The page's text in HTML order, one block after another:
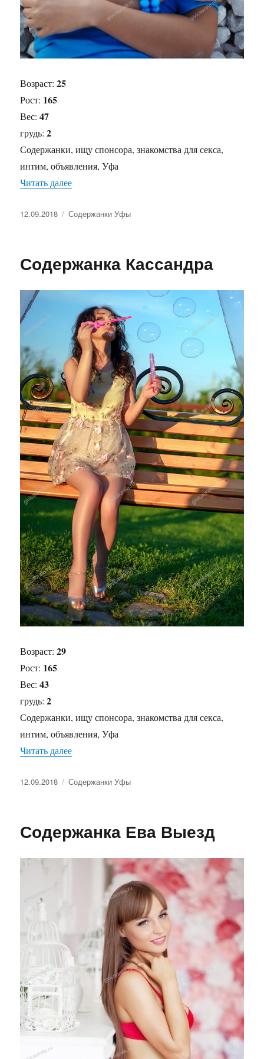
Возраст:25
Рост: 165
Вес:47
грудь:2
Содержанки, ищу спонсора, знакомства для секса,
интим, объявления, Уфа
Читать далее
Опубликовано
12.09.2018 Рубрики
Содержанки Уфы
Содержанка Кассандра
Возраст:29
Рост: 165
Вес:43
грудь:2
Содержанки, ищу спонсора, знакомства для секса,
интим, объявления, Уфа
Читать далее
Опубликовано
12.09.2018 Рубрики
Содержанки Уфы
Содержанка Ева Выезд